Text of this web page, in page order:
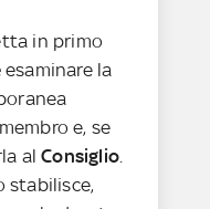
in primo
esaminare la
e, se
alConsiglio.
stabilisce,